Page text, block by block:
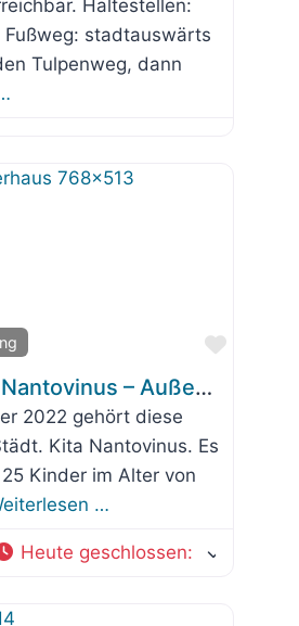
Haltestellen:
Fußweg: stadtauswärts
Tulpenweg, dann
Favorit
Städt. Kita Nantovinus – Außenstelle „Wolkenland“ im Bürgerhaus
2022 gehört diese
Kita Nantovinus. Es
Kinder im Alter von
…
Heute geschlossen: